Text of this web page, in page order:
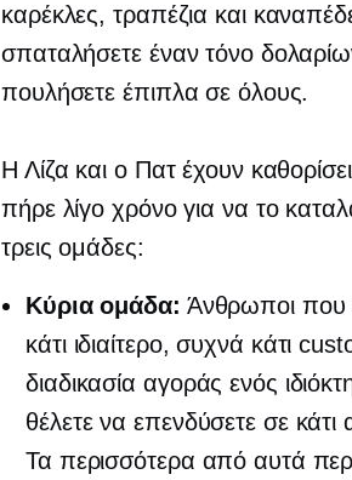
καρέκλες, τραπέζια και
σπαταλήσετε έναν τόνο
πουλήσετε έπιπλα σε όλους.
Η Λίζα και ο Πατ έχουν
πήρε λίγο χρόνο για να το
τρεις ομάδες:
Κύρια ομάδα: Άνθρωποι που
κάτι ιδιαίτερο, συχνά κάτι
διαδικασία αγοράς ενός
θέλετε να επενδύσετε σε κάτι
Τα περισσότερα από αυτά